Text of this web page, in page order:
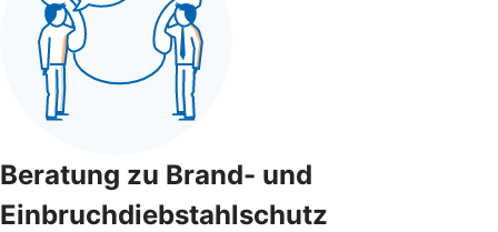
Beratung zu Brand- und
Einbruchdiebstahlschutz